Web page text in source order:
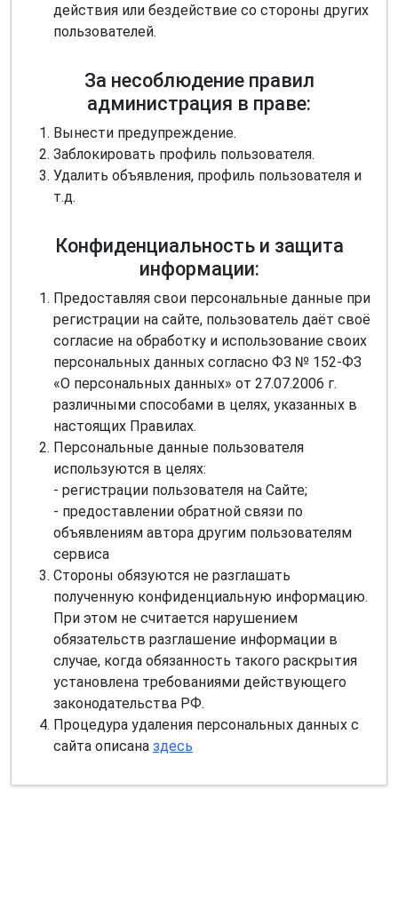
действия или бездействие со стороны других
пользователей.
За несоблюдение правил
администрация в праве:
Вынести предупреждение.
Заблокировать профиль пользователя.
Удалить объявления, профиль пользователя и
т.д.
Конфиденциальность и защита
информации:
Предоставляя свои персональные данные при
регистрации на сайте, пользователь даёт своё
согласие на обработку и использование своих
персональных данных согласно ФЗ № 152-ФЗ
«О персональных данных» от 27.07.2006 г.
различными способами в целях, указанных в
настоящих Правилах.
Персональные данные пользователя
используются в целях:
- регистрации пользователя на Сайте;
- предоставлении обратной связи по
объявлениям автора другим пользователям
сервиса
Стороны обязуются не разглашать
полученную конфиденциальную информацию.
При этом не считается нарушением
обязательств разглашение информации в
случае, когда обязанность такого раскрытия
установлена требованиями действующего
законодательства РФ.
Процедура удаления персональных данных с
сайта описана здесь